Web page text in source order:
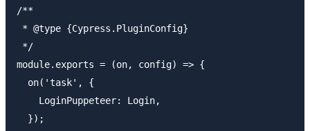
/**
* @type {Cypress.PluginConfig}
*/
module.exports = (on, config) => {
  on('task', {
    LoginPuppeteer: Login,
  });